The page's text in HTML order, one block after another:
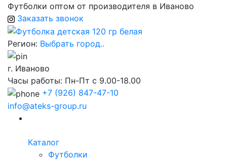
Футболки оптом от производителя в Иваново
Заказать звонок
Регион: Выбрать город..
г. Иваново
Часы работы: Пн-Пт с 9.00-18.00
+7 (926) 847-47-10
info@ateks-group.ru
Каталог
Футболки